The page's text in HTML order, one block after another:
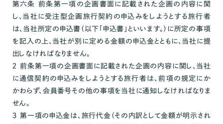
第六条 前条第一項の企画書面に記載された企画の内容に関
し、当社に受注型企画旅行契約の申込みをしようとする旅行者
は、当社所定の申込書（以下「申込書」といいます。）に所定の事項
を記入の上、当社が別に定める金額の申込金とともに、当社に提
出しなければなりません。
２ 前条第一項の企画書面に記載された企画の内容に関し、当社
に通信契約の申込みをしようとする旅行者は、前項の規定にか
かわらず、会員番号その他の事項を当社に通知しなければなりま
せん。
３ 第一項の申込金は、旅行代金（その内訳として金額が明示され